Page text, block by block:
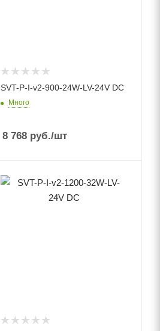
SVT-P-I-v2-900-24W-LV-24V DC
Много
8 768 руб./шт